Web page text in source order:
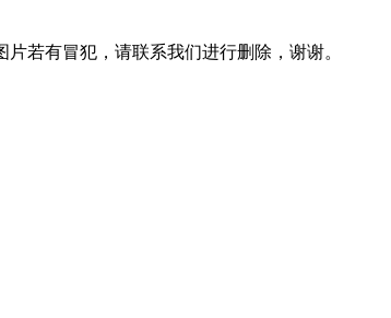
若有冒犯，请联系我们进行删除，谢谢。